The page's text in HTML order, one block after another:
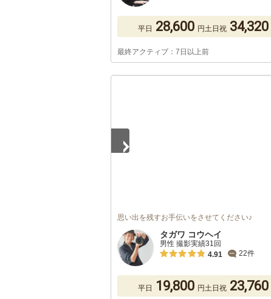
平日 28,600 円土日祝 34,320
最終アクティブ：7日以上前
思い出を残すお手伝いをさせてください♪
タガワ コウヘイ
男性 撮影実績31回
4.91
22件
平日 19,800 円土日祝 23,760